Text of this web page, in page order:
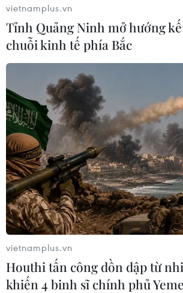
vietnamplus.vn
Tỉnh Quảng Ninh mở hướng
chuỗi kinh tế phía Bắc
vietnamplus.vn
Houthi tấn công dồn dập từ
khiến 4 binh sĩ chính phủ